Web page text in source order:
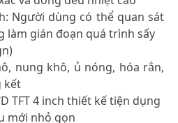
Người dùng có thể quan sát
làm gián đoạn quá trình sấy
nung khô, ủ nóng, hóa rắn,
kết
TFT 4 inch thiết kế tiện dụng
mới nhỏ gọn